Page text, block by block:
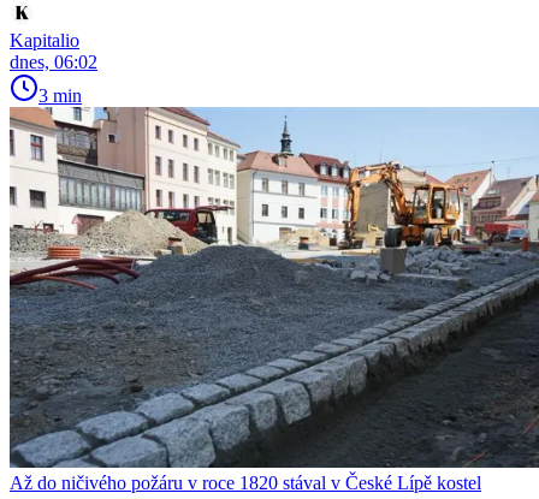
Kapitalio
dnes, 06:02
3 min
Až do ničivého požáru v roce 1820 stával v České Lípě kostel